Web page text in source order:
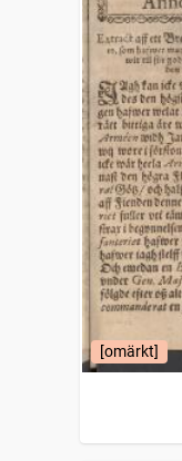
[omärkt]